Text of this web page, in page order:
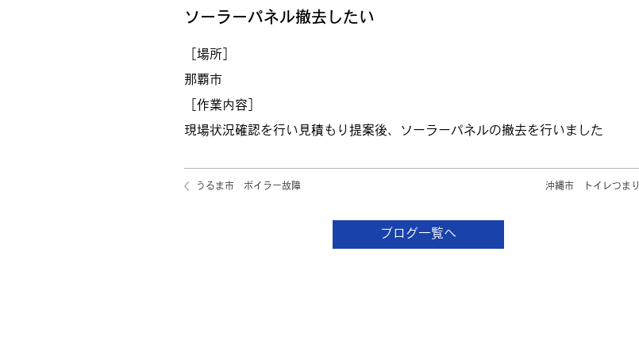
ソーラーパネル撤去したい
［場所］
那覇市
［作業内容］
現場状況確認を行い見積もり提案後、ソーラーパネルの撤去を行いました
うるま市 ボイラー故障 沖縄市 トイレつまり
ブログ一覧へ